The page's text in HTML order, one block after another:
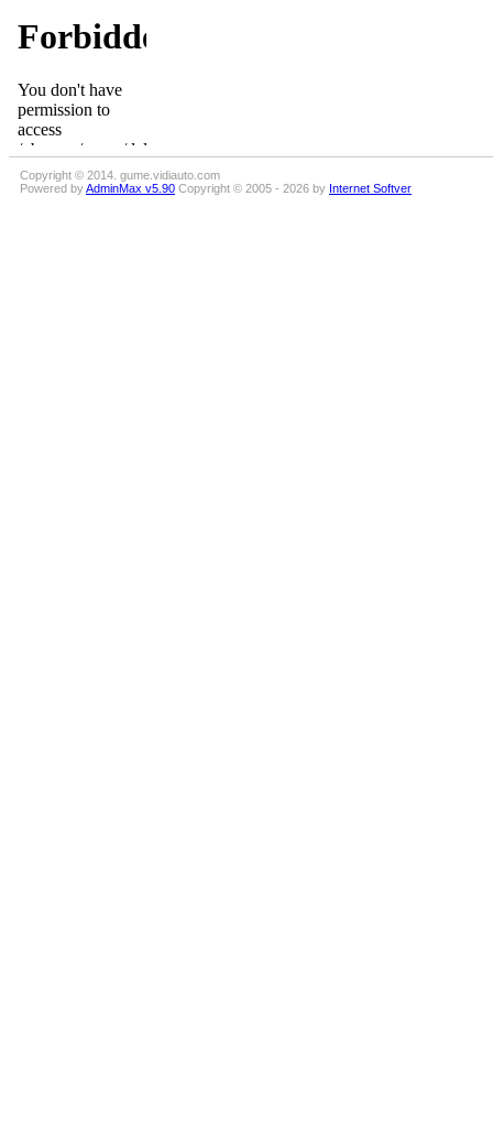
Copyright © 2014. gume.vidiauto.com
Powered byAdminMax v5.90 Copyright © 2005 - 2026 by Internet Softver